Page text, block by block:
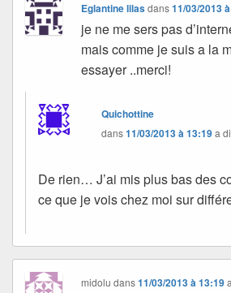
Eglantine lilasdans11/03/2013
je ne me sers pas
mais comme je suis a la
essayer ..merci!
Quichottine
dans11/03/2013 à 13:19a
De rien… J’ai mis plus bas des
ce que je vois chez moi sur
midolu dans11/03/2013 à 13:19